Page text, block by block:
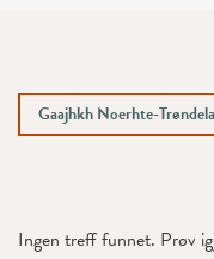
Gaajhkh Noerhte-
Ingen treff funnet. Prøv